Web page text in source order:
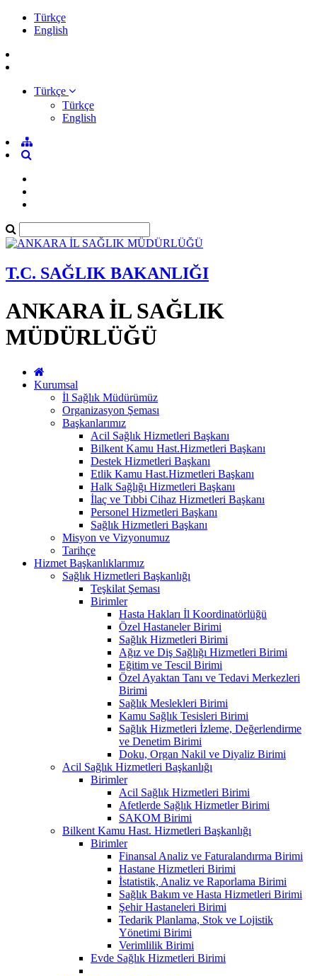
Türkçe
English
Türkçe
Türkçe
English
T.C. SAĞLIK BAKANLIĞI
ANKARA İL SAĞLIK
MÜDÜRLÜĞÜ
Kurumsal
İl Sağlık Müdürümüz
Organizasyon Şeması
Başkanlarımız
Acil Sağlık Hizmetleri Başkanı
Bilkent Kamu Hast.Hizmetleri Başkanı
Destek Hizmetleri Başkanı
Etlik Kamu Hast.Hizmetleri Başkanı
Halk Sağlığı Hizmetleri Başkanı
İlaç ve Tıbbi Cihaz Hizmetleri Başkanı
Personel Hizmetleri Başkanı
Sağlık Hizmetleri Başkanı
Misyon ve Vizyonumuz
Tarihçe
Hizmet Başkanlıklarımız
Sağlık Hizmetleri Başkanlığı
Teşkilat Şeması
Birimler
Hasta Hakları İl Koordinatörlüğü
Özel Hastaneler Birimi
Sağlık Hizmetleri Birimi
Ağız ve Diş Sağlığı Hizmetleri Birimi
Eğitim ve Tescil Birimi
Özel Ayaktan Tanı ve Tedavi Merkezleri
Birimi
Sağlık Meslekleri Birimi
Kamu Sağlık Tesisleri Birimi
Sağlık Hizmetleri İzleme, Değerlendirme
ve Denetim Birimi
Doku, Organ Nakil ve Diyaliz Birimi
Acil Sağlık Hizmetleri Başkanlığı
Birimler
Acil Sağlık Hizmetleri Birimi
Afetlerde Sağlık Hizmetler Birimi
SAKOM Birimi
Bilkent Kamu Hast. Hizmetleri Başkanlığı
Birimler
Finansal Analiz ve Faturalandırma Birimi
Hastane Hizmetleri Birimi
İstatistik, Analiz ve Raporlama Birimi
Sağlık Bakım ve Hasta Hizmetleri Birimi
Şehir Hastaneleri Birimi
Tedarik Planlama, Stok ve Lojistik
Yönetimi Birimi
Verimlilik Birimi
Evde Sağlık Hizmetleri Birimi